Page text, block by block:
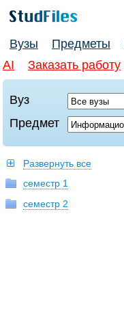
Вузы Предметы
AI
Заказать работу
Вуз
Предмет
Развернуть все
семестр 1
семестр 2